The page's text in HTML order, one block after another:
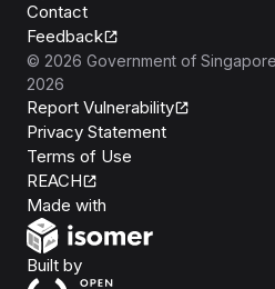
Contact
Feedback
© 2026 Government of Singapore
2026
Report Vulnerability
Privacy Statement
Terms of Use
REACH
Made with
Built byOpen Government